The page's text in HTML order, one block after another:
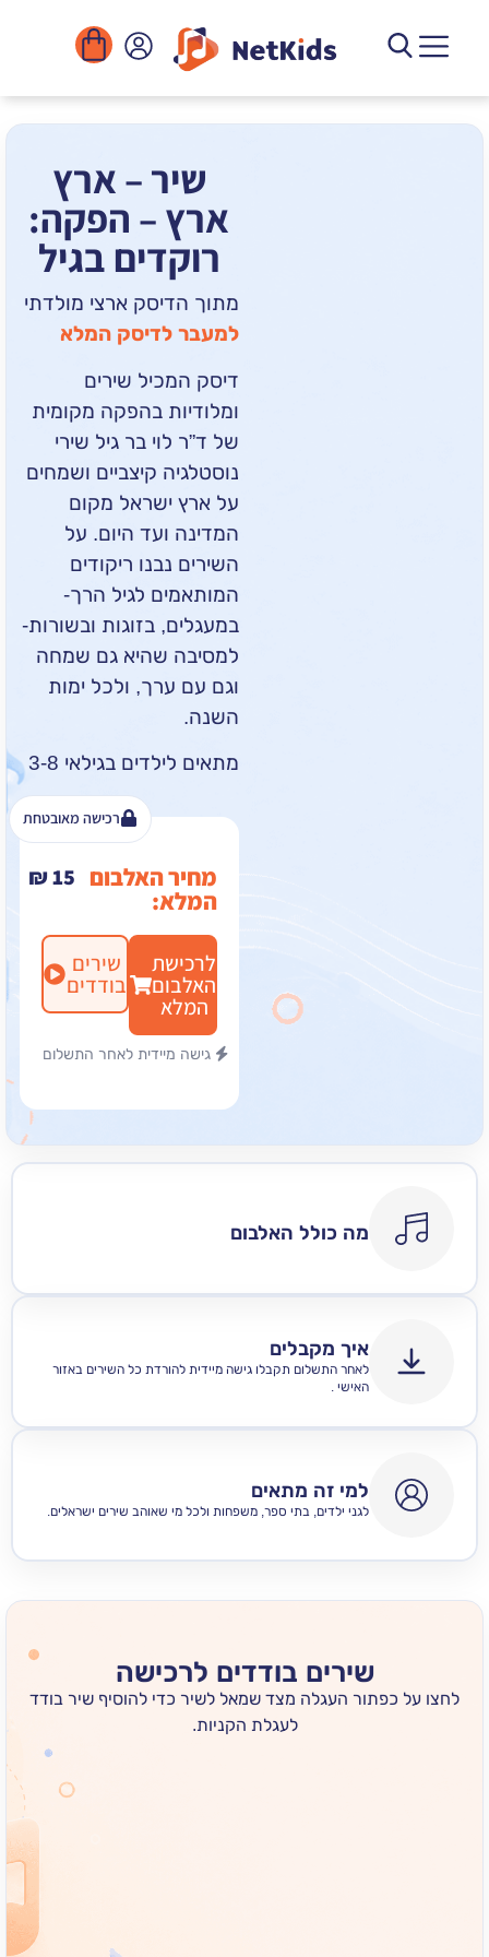
שיר – ארץ
ארץ – הפקה:
רוקדים בגיל
מתוך הדיסק ארצי מולדתי
למעבר לדיסק המלא
דיסק המכיל שירים
ומלודיות בהפקה מקומית
של ד”ר לוי בר גיל שירי
נוסטלגיה קיצביים ושמחים
על ארץ ישראל מקום
המדינה ועד היום. על
השירים נבנו ריקודים
המותאמים לגיל הרך-
במעגלים, בזוגות ובשורות-
למסיבה שהיא גם שמחה
וגם עם ערך, ולכל ימות
מתאים לילדים בגילאי 3-8
מחיר האלבום ₪15
המלא
שירים
בודדים
גישה מיידית לאחר התשלום
רכישה מאובטחת
מה כולל האלבום
איך מקבלים
לאחר התשלום תקבלו גישה מיידית להורדת כל השירים באזור
למי זה מתאים
לגני ילדים, בתי ספר, משפחות ולכל מי שאוהב שירים ישראלים.
שירים בודדים לרכישה
כפתור העגלה מצד שמאל לשיר כדי להוסיף שיר בודד
לעגלת הקניות.